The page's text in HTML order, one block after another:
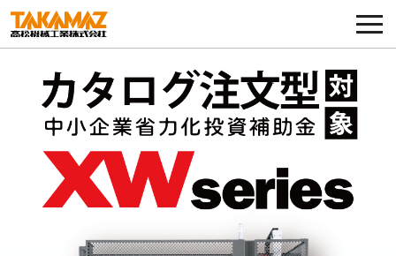
各種お問い合わせ・部品注文
採用に関してはこちらから
企業情報
展示会・イベント